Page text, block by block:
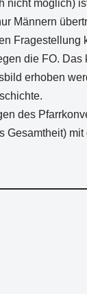
nicht möglich)
Männern
Fragestellung
die FO. Das
erhoben
des
Gesamtheit)